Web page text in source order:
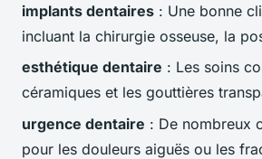
implants dentaires : Une bonne
incluant la chirurgie osseuse, la
esthétique dentaire : Les soins
céramiques et les gouttières
urgence dentaire : De nombreux
pour les douleurs aiguës ou les